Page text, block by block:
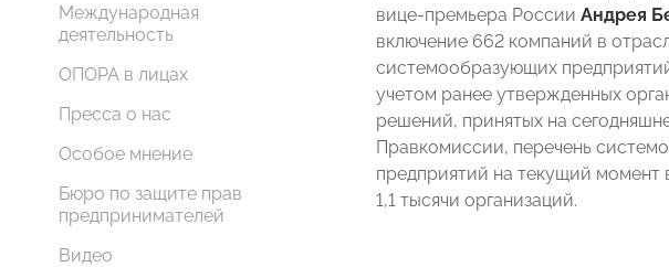
Международная
деятельность
ОПОРА в лицах
Пресса о нас
Особое мнение
Бюро по защите прав
предпринимателей
Видео
вице-премьера России Андрея
включение 662 компаний в
системообразующих
учетом ранее утвержденных
решений, принятых на
Правкомиссии, перечень
предприятий на текущий момент
1,1 тысячи организаций.